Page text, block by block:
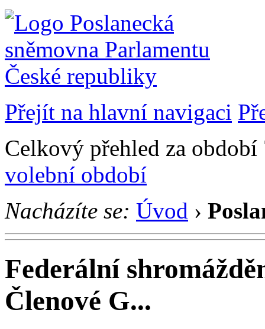
Přejít na hlavní navigaci
Celkový přehled za
volební období
Nacházíte se: Úvod ›
Federální
Členové G...